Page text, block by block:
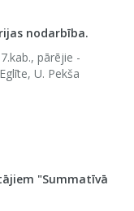
nodarbība.
pārējie -
U. Pekša
"Summatīvā